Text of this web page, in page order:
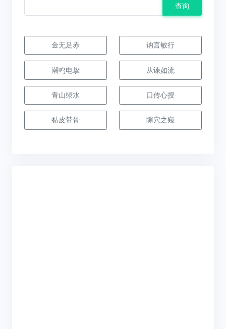
查询
金无足赤 讷言敏行
潮鸣电挚 从谏如流
青山绿水 口传心授
黏皮带骨 隙穴之窥